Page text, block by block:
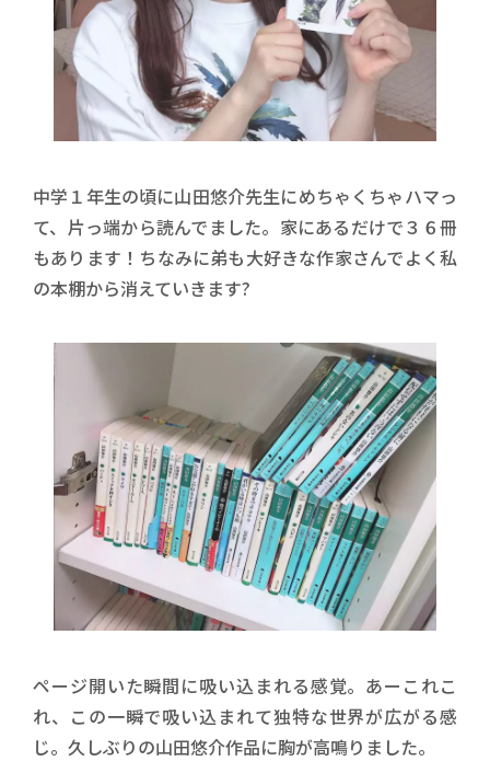
中学１年生の頃に山田悠介先生にめちゃくちゃハマっ
て、片っ端から読んでました。家にあるだけで３６冊
もあります！ちなみに弟も大好きな作家さんでよく私
の本棚から消えていきます?
ページ開いた瞬間に吸い込まれる感覚。あーこれこ
れ、この一瞬で吸い込まれて独特な世界が広がる感
じ。久しぶりの山田悠介作品に胸が高鳴りました。